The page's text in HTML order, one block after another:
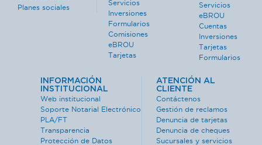
Planes sociales
Servicios
Inversiones
Formularios
Comisiones
eBROU
Tarjetas
Servicios
eBROU
Cuentas
Inversiones
Tarjetas
Formularios
INFORMACIÓN
INSTITUCIONAL
Web institucional
Soporte Notarial Electrónico
PLA/FT
Transparencia
Protección de Datos
ATENCIÓN AL
CLIENTE
Contáctenos
Gestión de reclamos
Denuncia de tarjetas
Denuncia de cheques
Sucursales y servicios